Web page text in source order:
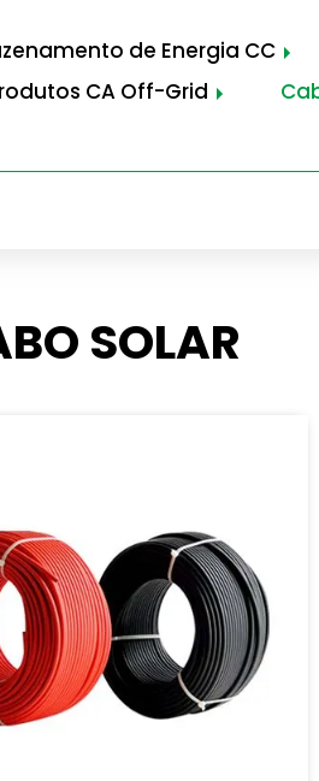
de Energia CC
CA Off-Grid
SOLAR